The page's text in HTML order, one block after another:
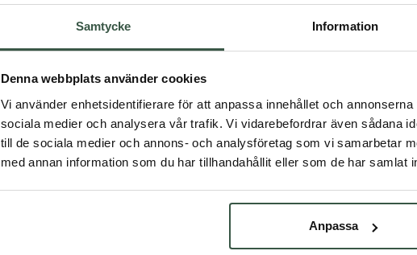
Samtycke Information
Denna webbplats använder cookies
Vi använder enhetsidentifierare för att anpassa innehållet och
sociala medier och analysera vår trafik. Vi vidarebefordrar även sådana
till de sociala medier och annons- och analysföretag som vi samarbetar
med annan information som du har tillhandahållit eller som de har samlat
Anpassa
Great Essentials
498 kr 579 kr
Lär dig mer